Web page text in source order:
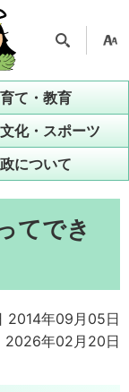
ル
て・教育
化・スポーツ
について
てでき
2014年09月05日
2026年02月20日